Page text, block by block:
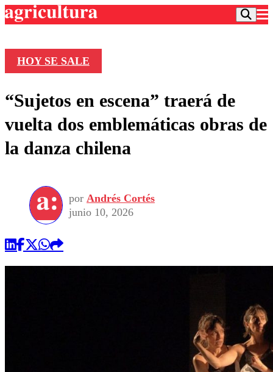
Frecuencias
Agricultura TV
Deportes
Colo Colo
Seleccion Chilena
Torneo Internacional
Universidad de Chile
Entretención
Economía
Internacional
Sustentabilidad
Publicaciones en medios
Opinión
HOY SE SALE
“Sujetos en escena” traerá de
vuelta dos emblemáticas obras de
la danza chilena
por Andrés Cortés
junio 10, 2026